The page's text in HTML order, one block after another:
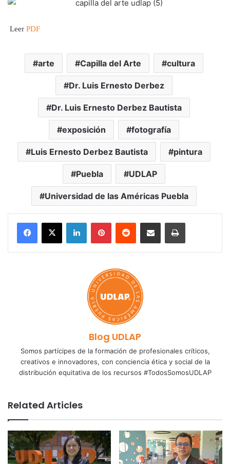
Leer PDF
arte Capilla del Arte cultura
Dr. Luis Ernesto Derbez
Dr. Luis Ernesto Derbez Bautista
exposición fotografía
Luis Ernesto Derbez Bautista pintura
Puebla UDLAP
Universidad de las Américas Puebla
LinkedInPinterestReddit Share via Email Print
Blog UDLAP
Somos partícipes de la formación de profesionales críticos,
creativos e innovadores, con conciencia ética y social de la
distribución equitativa de los recursos #TodosSomosUDLAP
Related Articles